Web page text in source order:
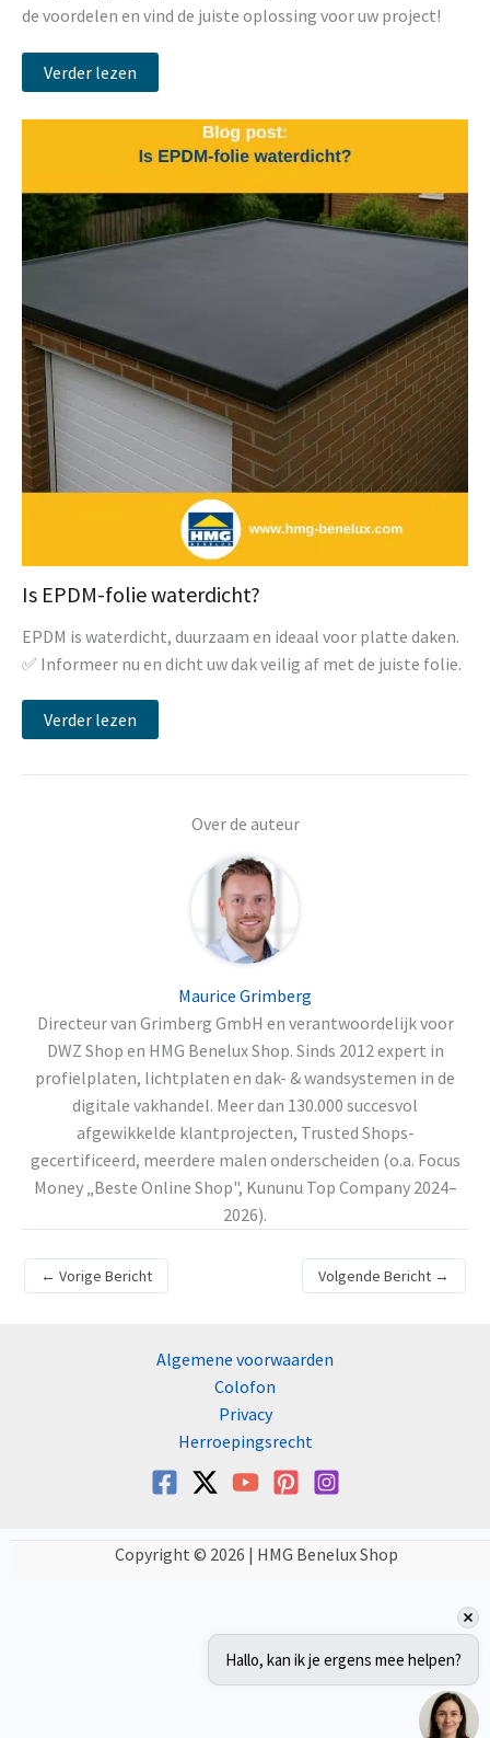
de voordelen en vind de juiste oplossing voor uw project!
Verder lezen
Is EPDM-folie waterdicht?
EPDM is waterdicht, duurzaam en ideaal voor platte daken.
✅ Informeer nu en dicht uw dak veilig af met de juiste folie.
Verder lezen
Over de auteur
Maurice Grimberg
Directeur van Grimberg GmbH en verantwoordelijk voor
DWZ Shop en HMG Benelux Shop. Sinds 2012 expert in
profielplaten, lichtplaten en dak- & wandsystemen in de
digitale vakhandel. Meer dan 130.000 succesvol
afgewikkelde klantprojecten, Trusted Shops-
gecertificeerd, meerdere malen onderscheiden (o.a. Focus
Money „Beste Online Shop", Kununu Top Company 2024–
2026).
← Vorige Bericht Volgende Bericht →
Algemene voorwaarden
Colofon
Privacy
Herroepingsrecht
Copyright © 2026 | HMG Benelux Shop
Hallo, kan ik je ergens mee helpen?